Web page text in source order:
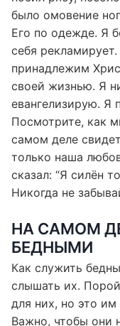
носил рясу,
было омовение
Его по одежде. Я
себя
принадлежим
своей жизнью. Я
евангелизирую. Я
Посмотрите, как
самом деле
только наша
сказал: “Я силён
НА САМОМ
БЕДНЫМИ
Как служить
слышать их.
для них, но это им